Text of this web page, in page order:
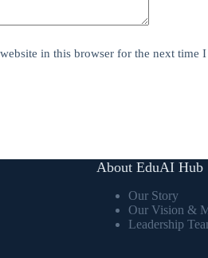
in this browser for the next time
About EduAI Hub
Our Story
Our Vision &
Leadership